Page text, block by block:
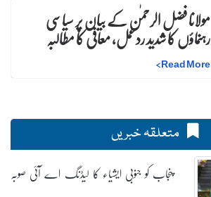
مولانا فضل الرحمٰن کے بیان پر سیاسی
رہنماؤں کا شدید ردعمل، معافی کا مطالبہ
Read More
>
متعلقہ خبریں
پنجاب کو جنوبی ایشیاء کا لیڈنگ اے آئی صوبہ